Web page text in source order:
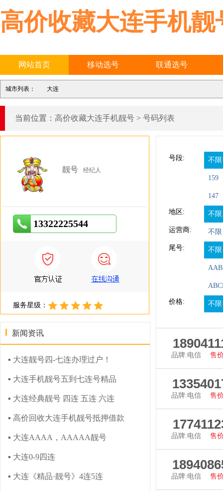
高价收藏大连手机靓
网站首页 移动选号 联通选号
城市列表： 大连
当前位置： 高价收藏大连手机靓号 > 号码列表
号段: 不限
159
147
地区: 不限
运营商: 不限
尾号: 不限
价格: 不限
品牌:电信 售
品牌:电信 售
品牌:电信 售
品牌:电信 售
靓号 经纪人
13322225544
服务星级：
新闻资讯
▪ 大连靓号四-七连办理过户！
▪ 大连手机靓号五到七连号精品
▪ 大连经典靓号 四连 五连 六连
▪ 高价回收大连手机靓号抵押借款
▪ 大连AAAA，AAAAA靓号
▪ 大连0-9四连
▪ 大连《精品·靓号》4连5连